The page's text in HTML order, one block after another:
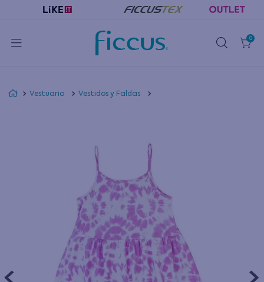
0
Vestuario Vestidos y Faldas